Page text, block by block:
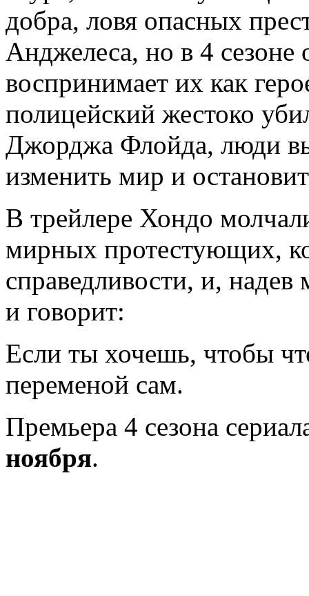
добра, ловя опасных
Анджелеса, но в 4
воспринимает их как
полицейский жестоко
Джорджа Флойда, люди
изменить мир и
В трейлере Хондо
мирных протестующих,
справедливости, и, надев
и говорит:
Если ты хочешь, чтобы
переменой сам.
Премьера 4 сезона
ноября.